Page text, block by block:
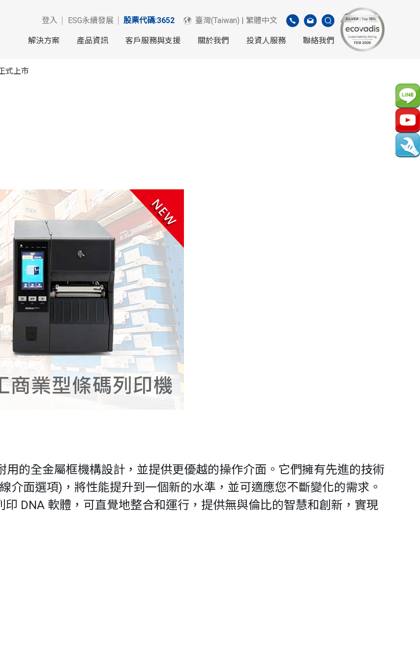
登入 ESG永續發展 股票代碼:3652 臺灣(Taiwan) | 繁體中文
解決方案 產品資訊 客戶服務與支援 關於我們 投資人服務 聯絡我們
式上市
的全金屬框機構設計，並提供更優越的操作介面。它們擁有先進的技術
介面選項)，將性能提升到一個新的水準，並可適應您不斷變化的需求。
DNA 軟體，可直覺地整合和運行，提供無與倫比的智慧和創新，實現